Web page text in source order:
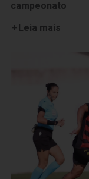
campeonato
Leia mais